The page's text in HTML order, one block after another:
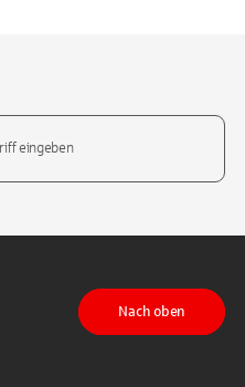
TikTokauf LinkedIn
Nach oben